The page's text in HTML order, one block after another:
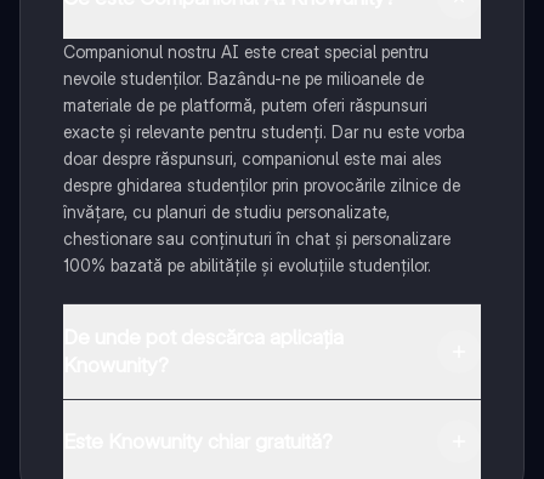
Companionul nostru AI este creat special pentru
nevoile studenților. Bazându-ne pe milioanele de
materiale de pe platformă, putem oferi răspunsuri
exacte și relevante pentru studenți. Dar nu este vorba
doar despre răspunsuri, companionul este mai ales
despre ghidarea studenților prin provocările zilnice de
învățare, cu planuri de studiu personalizate,
chestionare sau conținuturi în chat și personalizare
100% bazată pe abilitățile și evoluțiile studenților.